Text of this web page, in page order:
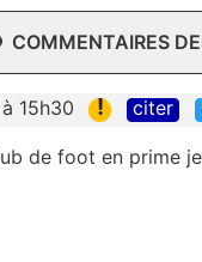
COMMENTAIRES
15h30 ! citer
de foot en prime